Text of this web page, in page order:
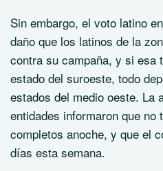
Sin embargo, el voto latino
daño que los latinos de la
contra su campaña, y si esa
estado del suroeste, todo
estados del medio oeste. La
entidades informaron que no
completos anoche, y que el
días esta semana.